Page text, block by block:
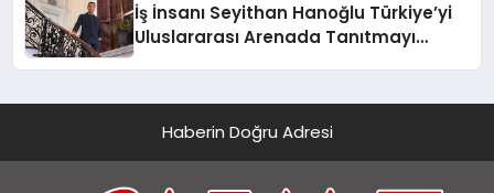
İş İnsanı Seyithan Hanoğlu Türkiye’yi
Uluslararası Arenada Tanıtmayı
Haberin Doğru Adresi